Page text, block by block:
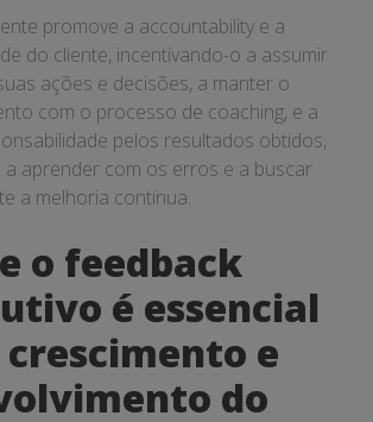
promove a accountability e a
do cliente, incentivando-o a assumir
ações e decisões, a manter o
com o processo de coaching, e a
pelos resultados obtidos,
a aprender com os erros e a buscar
a melhoria contínua.
o feedback
é essencial
e
do